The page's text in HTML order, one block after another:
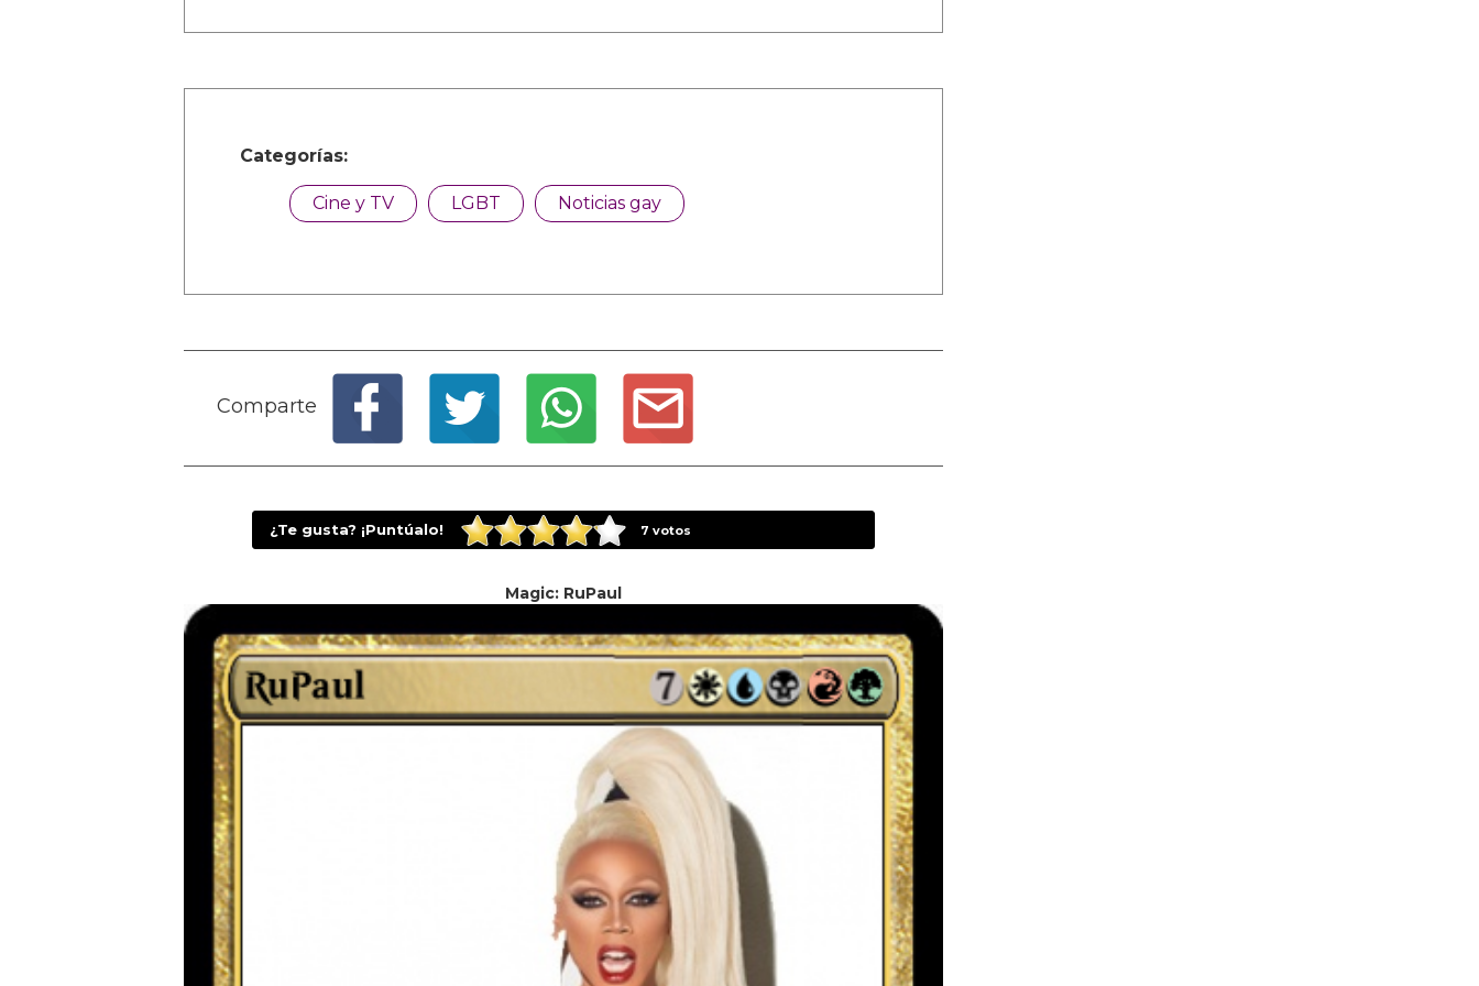
Categorías:
Cine y TV LGBT Noticias gay
Comparte
¿Te gusta? ¡Puntúalo! 7 votos
Magic: RuPaul